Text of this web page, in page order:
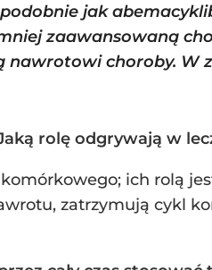
jak
zaawansowaną
nawrotowi choroby. W
rolę odgrywają w
ich rolą
zatrzymują cykl